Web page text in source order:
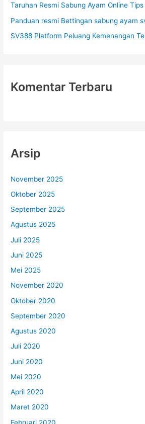
:
Taruhan Resmi Sabung Ayam Online
Panduan resmi Bettingan sabung ayam
SV388 Platform Peluang Kemenangan
Komentar Terbaru
Arsip
November 2025
Oktober 2025
September 2025
Agustus 2025
Juli 2025
Juni 2025
Mei 2025
November 2020
Oktober 2020
September 2020
Agustus 2020
Juli 2020
Juni 2020
Mei 2020
April 2020
Maret 2020
Februari 2020